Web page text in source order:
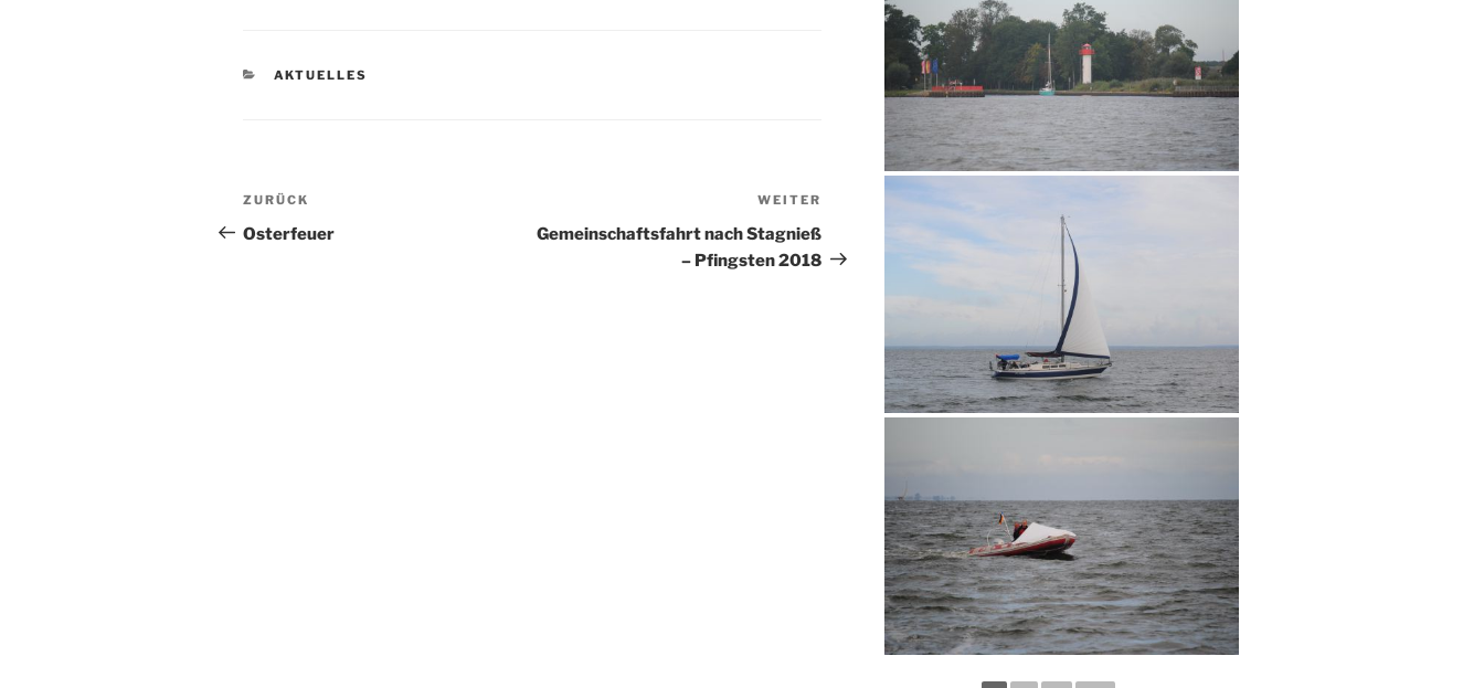
KATEGORIEN
AKTUELLES
Beitragsnavigation
Vorheriger
Beitrag
ZURÜCK
Osterfeuer
WEITER
Gemeinschaftsfahrt nach Stagnieß
– Pfingsten 2018